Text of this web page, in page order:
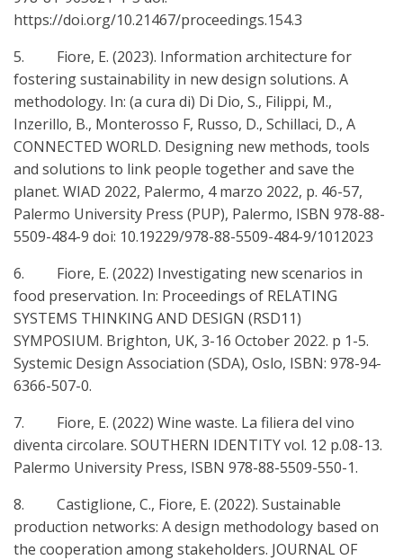
https://doi.org/10.21467/proceedings.154.3
5. Fiore, E. (2023). Information architecture for
fostering sustainability in new design solutions. A
methodology. In: (a cura di) Di Dio, S., Filippi, M.,
Inzerillo, B., Monterosso F, Russo, D., Schillaci, D., A
CONNECTED WORLD. Designing new methods, tools
and solutions to link people together and save the
planet. WIAD 2022, Palermo, 4 marzo 2022, p. 46-57,
Palermo University Press (PUP), Palermo, ISBN 978-88-
5509-484-9 doi: 10.19229/978-88-5509-484-9/1012023
6. Fiore, E. (2022) Investigating new scenarios in
food preservation. In: Proceedings of RELATING
SYSTEMS THINKING AND DESIGN (RSD11)
SYMPOSIUM. Brighton, UK, 3-16 October 2022. p 1-5.
Systemic Design Association (SDA), Oslo, ISBN: 978-94-
6366-507-0.
7. Fiore, E. (2022) Wine waste. La filiera del vino
diventa circolare. SOUTHERN IDENTITY vol. 12 p.08-13.
Palermo University Press, ISBN 978-88-5509-550-1.
8. Castiglione, C., Fiore, E. (2022). Sustainable
production networks: A design methodology based on
the cooperation among stakeholders. JOURNAL OF